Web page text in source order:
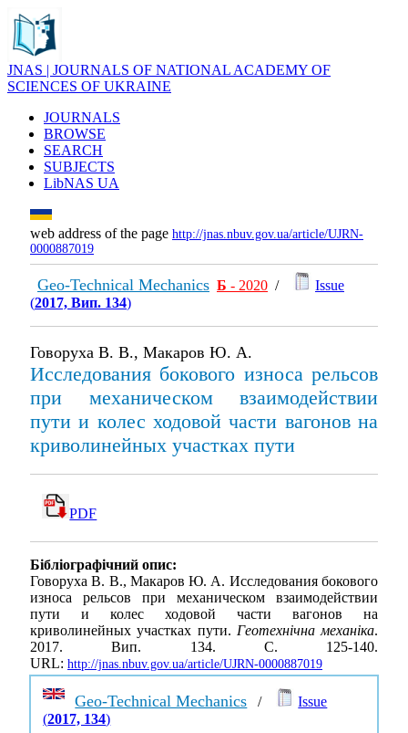
JNAS | JOURNALS OF NATIONAL ACADEMY OF
SCIENCES OF UKRAINE
JOURNALS
BROWSE
SEARCH
SUBJECTS
LibNAS UA
web address of the page http://jnas.nbuv.gov.ua/article/UJRN-
0000887019
Geo-Technical Mechanics Б - 2020 /
Issue
(2017, Вип. 134)
Говоруха В. В., Макаров Ю. А.
Исследования бокового износа рельсов
при механическом взаимодействии
пути и колес ходовой части вагонов на
криволинейных участках пути
PDF
Бібліографічний опис:
Говоруха В. В., Макаров Ю. А. Исследования бокового
износа рельсов при механическом взаимодействии
пути и колес ходовой части вагонов на
криволинейных участках пути. Геотехнічна механіка.
2017. Вип. 134. С. 125-140.
URL: http://jnas.nbuv.gov.ua/article/UJRN-0000887019
Geo-Technical Mechanics /
Issue
(2017, 134)